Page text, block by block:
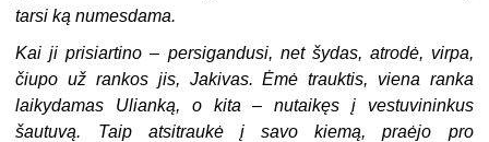
tarsi ką numesdama.
Kai ji prisiartino – persigandusi, net šydas, atrodė, virpa,
čiupo už rankos jis, Jakivas. Ėmė trauktis, viena ranka
laikydamas Ulianką, o kita – nutaikęs į vestuvininkus
šautuvą. Taip atsitraukė į savo kiemą, praėjo pro